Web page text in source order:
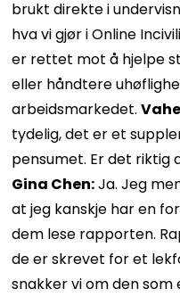
brukt direkte i
hva vi gjør i Online
er rettet mot å hjelpe
eller håndtere
arbeidsmarkedet.
tydelig, det er et
pensumet. Er det
Gina Chen:Ja. Jeg
at jeg kanskje har en
dem lese rapporten.
de er skrevet for et
snakker vi om den som